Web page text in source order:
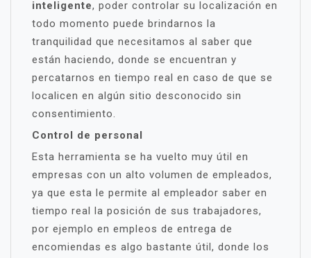
inteligente, poder controlar su localización en
todo momento puede brindarnos la
tranquilidad que necesitamos al saber que
están haciendo, donde se encuentran y
percatarnos en tiempo real en caso de que se
localicen en algún sitio desconocido sin
consentimiento.
Control de personal
Esta herramienta se ha vuelto muy útil en
empresas con un alto volumen de empleados,
ya que esta le permite al empleador saber en
tiempo real la posición de sus trabajadores,
por ejemplo en empleos de entrega de
encomiendas es algo bastante útil, donde los